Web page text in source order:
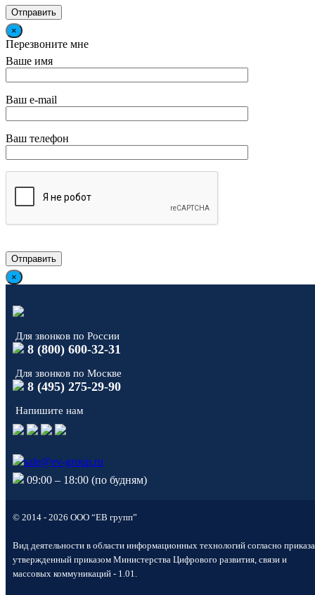
×
Перезвоните мне
Ваше имя
Ваш e-mail
Ваш телефон
×
Для звонков по России
8 (800) 600-32-31
Для звонков по Москве
8 (495) 275-29-90
Напишите нам
sale@ev-group.ru
09:00 – 18:00 (по будням)
© 2014 - 2026 ООО “ЕВ групп”
Вид деятельности в области информационных технологий согласно приказа
утвержденный приказом Министерства Цифрового развития, связи и
массовых коммуникаций - 1.01.